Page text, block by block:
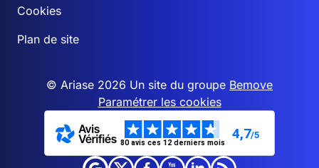
Cookies
Plan de site
© Ariase 2026 Un site du groupe Bemove
Paramétrer les cookies
80 avis ces 12 derniers mois
4,7/5